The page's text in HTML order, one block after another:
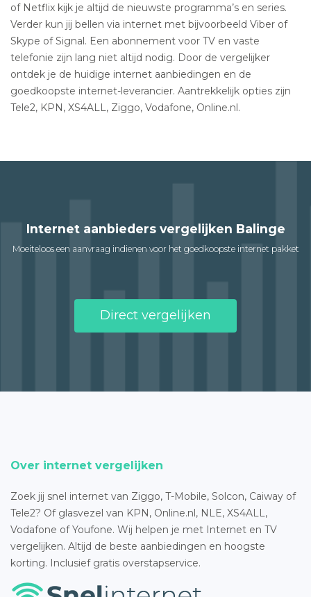
of Netflix kijk je altijd de nieuwste programma’s en series.
Verder kun jij bellen via internet met bijvoorbeeld Viber of
Skype of Signal. Een abonnement voor TV en vaste
telefonie zijn lang niet altijd nodig. Door de vergelijker
ontdek je de huidige internet aanbiedingen en de
goedkoopste internet-leverancier. Aantrekkelijk opties zijn
Tele2, KPN, XS4ALL, Ziggo, Vodafone, Online.nl.
Internet aanbieders vergelijken Balinge
Moeiteloos een aanvraag indienen voor het goedkoopste internet pakket
Direct vergelijken
Over internet vergelijken
Zoek jij snel internet van Ziggo, T-Mobile, Solcon, Caiway of
Tele2? Of glasvezel van KPN, Online.nl, NLE, XS4ALL,
Vodafone of Youfone. Wij helpen je met Internet en TV
vergelijken. Altijd de beste aanbiedingen en hoogste
korting. Inclusief gratis overstapservice.